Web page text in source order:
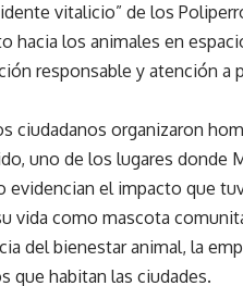
vitalicio” de los
hacia los animales en
responsable y atención a
ciudadanos organizaron
uno de los lugares donde
el impacto que
vida como mascota
del bienestar animal, la
que habitan las ciudades.